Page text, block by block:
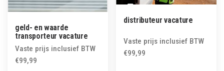
geld- en waarde
transporteur vacature
Vaste prijs inclusief BTW
€99,99
distributeur vacature
Vaste prijs inclusief BTW
€99,99